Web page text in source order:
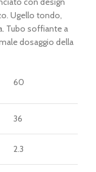
Ugello tondo,
Tubo soffiante a
dosaggio della
60
36
2.3